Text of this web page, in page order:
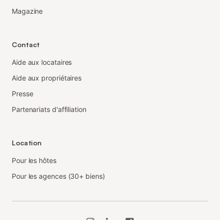
Magazine
Contact
Aide aux locataires
Aide aux propriétaires
Presse
Partenariats d'affiliation
Location
Pour les hôtes
Pour les agences (30+ biens)